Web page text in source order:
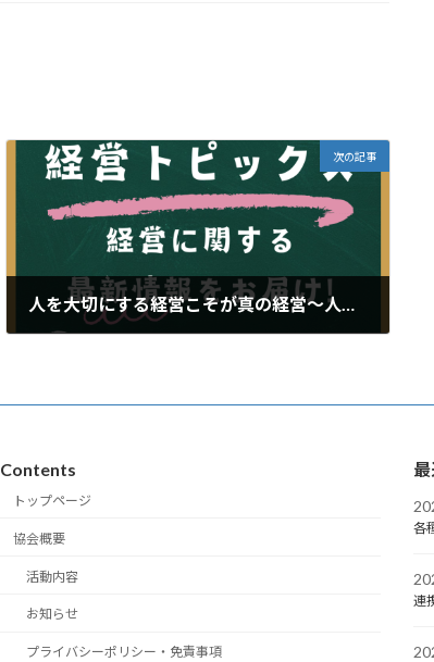
次の記事
人を大切にする経営こそが真の経営～人を大切にする経営に取り組んではいかがでしょうか～
Contents
トップページ
協会概要
活動内容
お知らせ
プライバシーポリシー・免責事項
各
連